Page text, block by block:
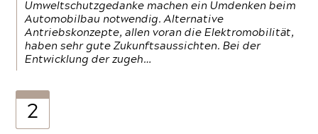
Umweltschutzgedanke machen ein Umdenken beim
Automobilbau notwendig. Alternative
Antriebskonzepte, allen voran die Elektromobilität,
haben sehr gute Zukunftsaussichten. Bei der
Entwicklung der zugeh…
2